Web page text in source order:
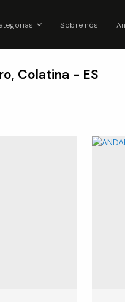
Sobre nós
Colatina - ES